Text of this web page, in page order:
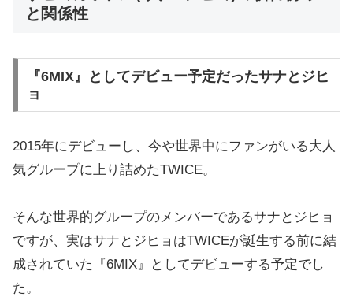
と関係性
『6MIX』としてデビュー予定だったサナとジヒ
ョ
2015年にデビューし、今や世界中にファンがいる大人
気グループに上り詰めたTWICE。
そんな世界的グループのメンバーであるサナとジヒョ
ですが、実はサナとジヒョはTWICEが誕生する前に結
成されていた『6MIX』としてデビューする予定でし
た。